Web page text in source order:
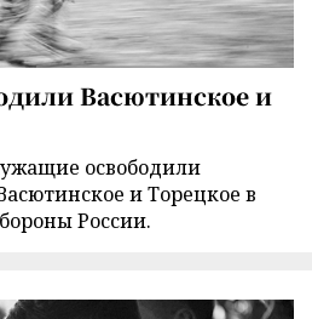
Васютинское и
освободили
и Торецкое в
России.